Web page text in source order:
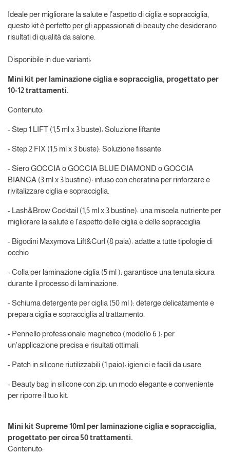
Ideale per migliorare la salute e l’aspetto di ciglia e sopracciglia,
questo kit è perfetto per gli appassionati di beauty che desiderano
risultati di qualità da salone.
Disponibile in due varianti:
Mini kit per laminazione ciglia e sopracciglia, progettato per
10-12 trattamenti.
Contenuto:
- Step 1 LIFT (1,5 ml x 3 buste): Soluzione liftante
- Step 2 FIX (1,5 ml x 3 buste): Soluzione fissante
- Siero GOCCIA o GOCCIA BLUE DIAMOND o GOCCIA
BIANCA (3 ml x 3 bustine): infuso con cheratina per rinforzare e
rivitalizzare ciglia e sopracciglia.
- Lash&Brow Cocktail (1,5 ml x 3 bustine): una miscela nutriente per
migliorare la salute e l'aspetto delle ciglia e delle sopracciglia.
- Bigodini Maxymova Lift&Curl (8 paia): adatte a tutte tipologie di
occhio
- Colla per laminazione ciglia (5 ml ): garantisce una tenuta sicura
durante il processo di laminazione.
- Schiuma detergente per ciglia (50 ml ): deterge delicatamente e
prepara ciglia e sopracciglia al trattamento.
- Pennello professionale magnetico (modello 6 ): per
un'applicazione precisa e risultati ottimali.
- Patch in silicone riutilizzabili (1 paio): igienici e facili da usare.
- Beauty bag in silicone con zip: un modo elegante e conveniente
per riporre il tuo kit.
Mini kit Supreme 10ml per laminazione ciglia e sopracciglia,
progettato per circa 50 trattamenti.
Contenuto: